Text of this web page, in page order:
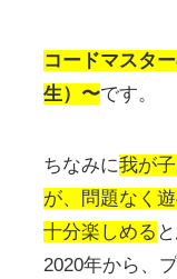
コードマスタ
生）〜です。
ちなみに我が
が、問題なく
十分楽しめる
2020年から、